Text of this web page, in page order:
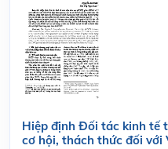
Hiệp định Đối tác kinh tế
cơ hội, thách thức đối với